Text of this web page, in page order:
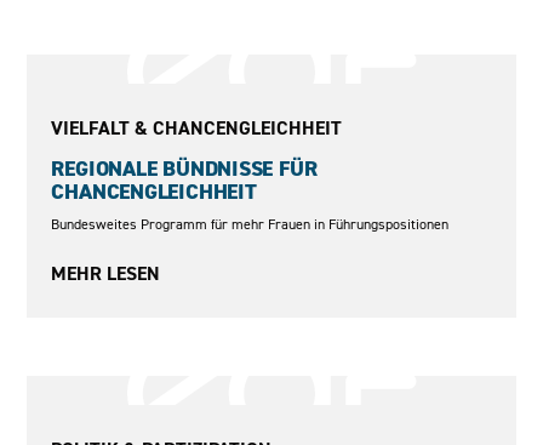
VIELFALT & CHANCENGLEICHHEIT
REGIONALE BÜNDNISSE FÜR
CHANCENGLEICHHEIT
Bundesweites Programm für mehr Frauen in Führungspositionen
MEHR LESEN